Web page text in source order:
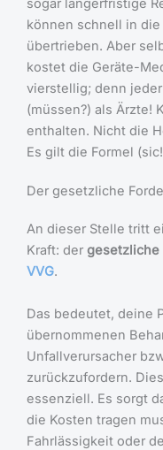
sogar längerfristige
können schnell in
übertrieben. Aber
kostet die Geräte-
vierstellig; denn
(müssen?) als Ärzte!
enthalten. Nicht die
Es gilt die Formel
Der gesetzliche
An dieser Stelle tritt
Kraft: der gesetzliche
VVG.
Das bedeutet, deine
übernommenen
Unfallverursacher
zurückzufordern.
essenziell. Es sorgt
die Kosten tragen
Fahrlässigkeit oder